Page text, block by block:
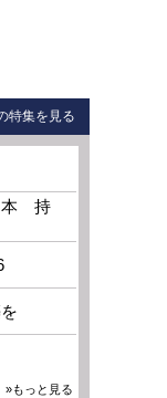
特集を見る
本 持
»もっと見る